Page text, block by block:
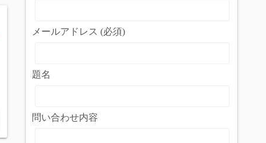
メールアドレス (必須)
題名
問い合わせ内容